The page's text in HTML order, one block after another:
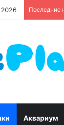
2026 Последние
Аквариум